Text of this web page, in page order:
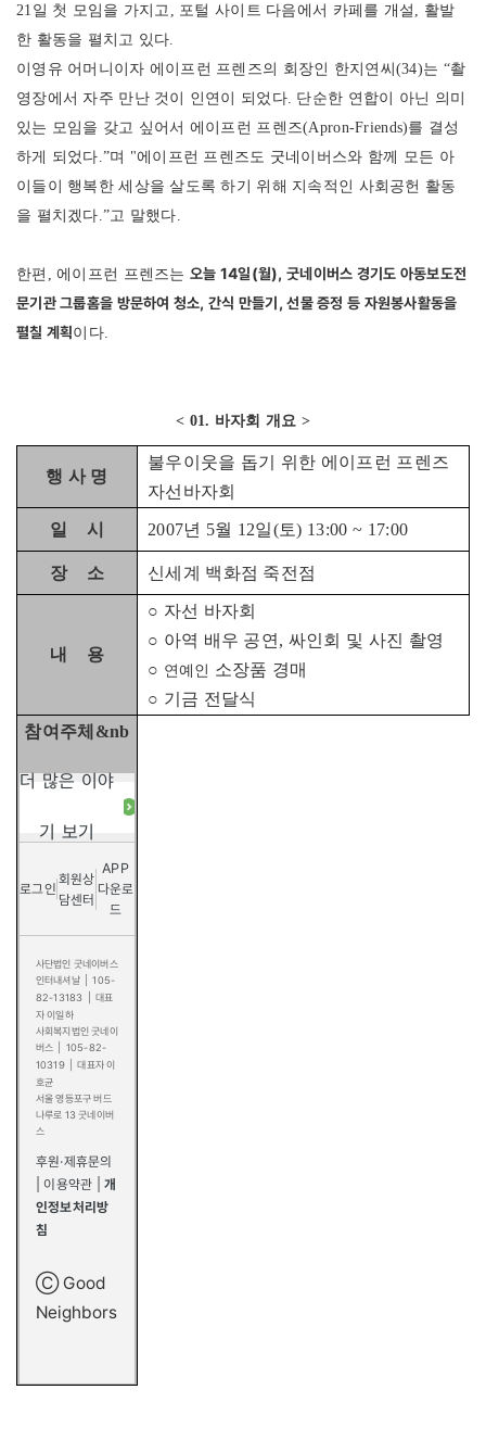
21일 첫 모임을 가지고, 포털 사이트 다음에서 카페를 개설, 활발
한 활동을 펼치고 있다.
이영유 어머니이자 에이프런 프렌즈의 회장인 한지연씨(34)는 “촬
영장에서 자주 만난 것이 인연이 되었다. 단순한 연합이 아닌 의미
있는 모임을 갖고 싶어서 에이프런 프렌즈(Apron-Friends)를 결성
하게 되었다.”며 "에이프런 프렌즈도 굿네이버스와 함께 모든 아
이들이 행복한 세상을 살도록 하기 위해 지속적인 사회공헌 활동
을 펼치겠다.”고 말했다.
한편, 에이프런 프렌즈는 오늘 14일(월), 굿네이버스 경기도 아동보도전
문기관 그룹홈을 방문하여 청소, 간식 만들기, 선물 증정 등 자원봉사활동을
펼칠 계획이다.
< 01. 바자회 개요 >
행 사 명
불우이웃을 돕기 위한 에이프런 프렌즈
자선바자회
일 시 2007년 5월 12일(토) 13:00 ~ 17:00
장 소 신세계 백화점 죽전점
내 용
○ 자선 바자회
○ 아역 배우 공연, 싸인회 및 사진 촬영
○ 연예인 소장품 경매
○ 기금 전달식
참여주체&nb
더 많은 이야
기 보기
로그인
회원상
담센터
APP
다운로
드
사단법인 굿네이버스
인터내셔날
105-
82-13183
대표
자 이일하
사회복지법인 굿네이
버스
105-82-
10319
대표자 이
호균
서울 영등포구 버드
나루로 13 굿네이버
스
후원·제휴문의
이용약관
개
인정보처리방
침
Ⓒ Good
Neighbors